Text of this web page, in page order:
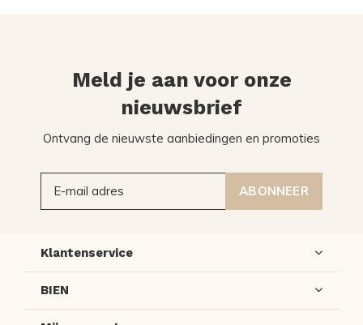
Meld je aan voor onze
nieuwsbrief
Ontvang de nieuwste aanbiedingen en promoties
ABONNEER
Klantenservice
BIEN